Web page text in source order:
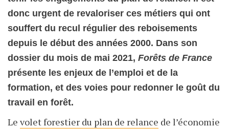
donc urgent de revaloriser ces métiers qui ont
souffert du recul régulier des reboisements
depuis le début des années 2000. Dans son
dossier du mois de mai 2021, Forêts de France
présente les enjeux de l’emploi et de la
formation, et des voies pour redonner le goût du
travail en forêt.
Le volet forestier du plan de relance de l’économie